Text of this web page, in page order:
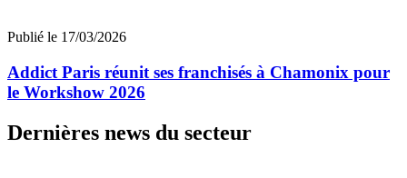
Publié le 17/03/2026
Addict Paris réunit ses franchisés à Chamonix pour
le Workshow 2026
Dernières news du secteur